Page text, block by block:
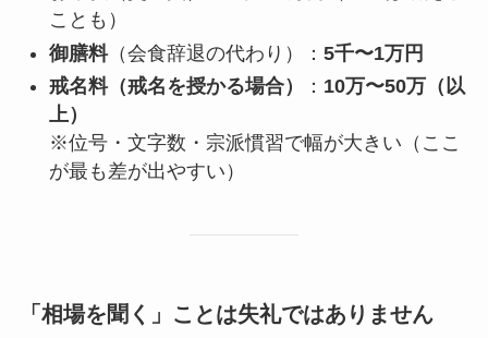
ことも）
御膳料（会食辞退の代わり）： 5千〜1万円
戒名料（戒名を授かる場合）
： 10万〜50万（以
上）
※位号・文字数・宗派慣習で幅が大きい（ここ
が最も差が出やすい）
「相場を聞く」ことは失礼ではありません